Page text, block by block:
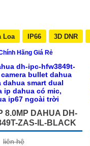
Loa IP66 3D DNR
Hãng Giá Rẻ
8.0MP DAHUA DH-
ZAS-IL-BLACK
liên hệ